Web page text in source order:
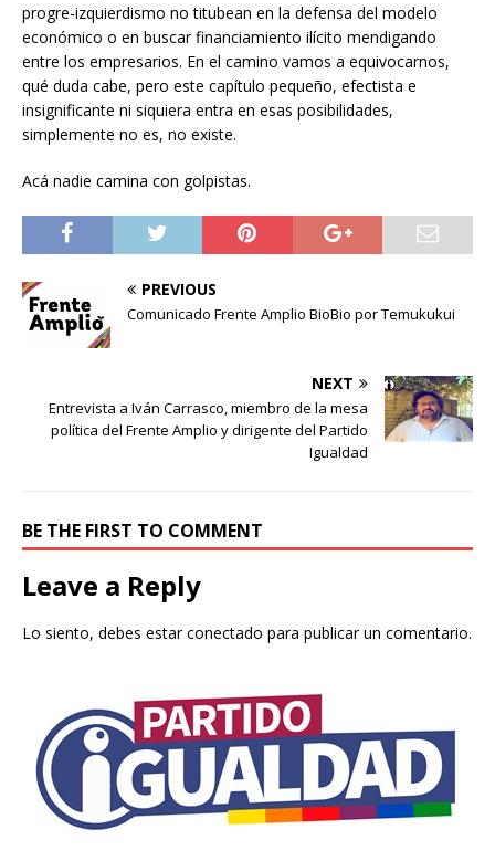
progre-izquierdismo no titubean en la defensa del modelo
económico o en buscar financiamiento ilícito mendigando
entre los empresarios. En el camino vamos a equivocarnos,
qué duda cabe, pero este capítulo pequeño, efectista e
insignificante ni siquiera entra en esas posibilidades,
simplemente no es, no existe.
Acá nadie camina con golpistas.
PREVIOUS
Comunicado Frente Amplio BioBio por Temukukui
NEXT
Entrevista a Iván Carrasco, miembro de la mesa
política del Frente Amplio y dirigente del Partido
Igualdad
BE THE FIRST TO COMMENT
Leave a Reply
Lo siento, debes estarconectado para publicar un comentario.